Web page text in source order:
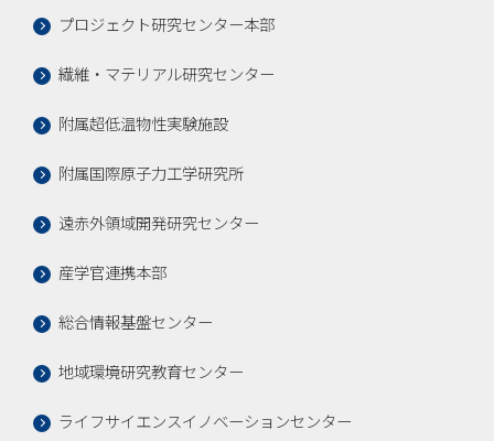
プロジェクト研究センター本部
繊維・マテリアル研究センター
附属超低温物性実験施設
附属国際原子力工学研究所
遠赤外領域開発研究センター
産学官連携本部
総合情報基盤センター
地域環境研究教育センター
ライフサイエンスイノベーションセンター